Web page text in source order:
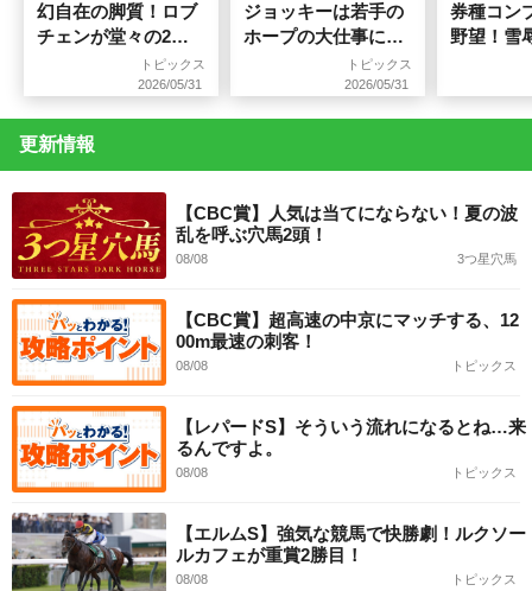
幻自在の脚質！ロブ
チェンが堂々の2冠
トピックス
2026/05/31
ジョッキーは若手の
ホープの大仕事に期
トピックス
2026/05/31
券種コン
野望！雪
更新情報
【CBC賞】人気は当てにならない！夏の波
乱を呼ぶ穴馬2頭！
3つ星穴馬
08/08
【CBC賞】超高速の中京にマッチする、12
00m最速の刺客！
トピックス
08/08
【レパードS】そういう流れになるとね…来
るんですよ。
トピックス
08/08
【エルムS】強気な競馬で快勝劇！ルクソー
ルカフェが重賞2勝目！
トピックス
08/08